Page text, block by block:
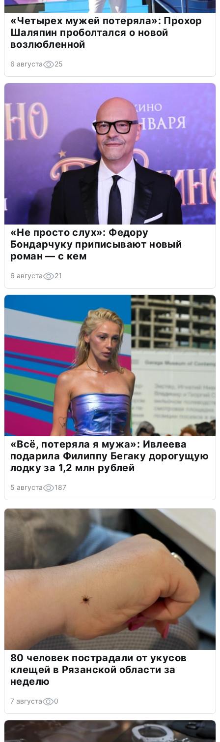
«Четырех мужей потеряла»: Прохор
Шаляпин проболтался о новой
возлюбленной
6 августа 25
«Не просто слух»: Федору
Бондарчуку приписывают новый
роман — с кем
6 августа 21
«Всё, потеряла я мужа»: Ивлеева
подарила Филиппу Бегаку дорогущую
лодку за 1,2 млн рублей
5 августа 187
80 человек пострадали от укусов
клещей в Рязанской области за
неделю
7 августа 0